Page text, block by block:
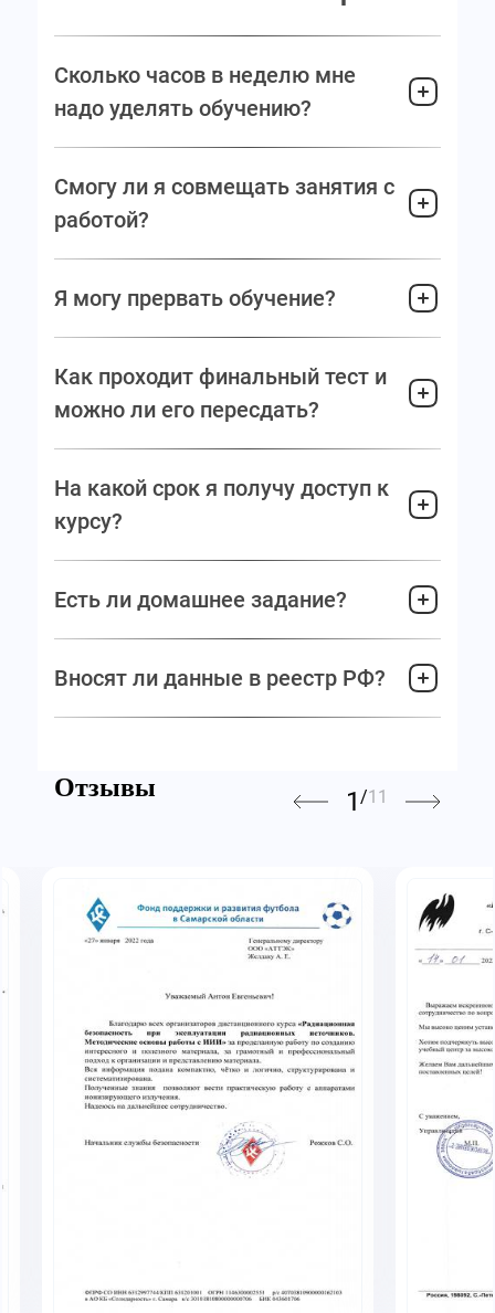
Сколько часов в неделю мне
надо уделять обучению?
Смогу ли я совмещать занятия с
работой?
Я могу прервать обучение?
Как проходит финальный тест и
можно ли его пересдать?
На какой срок я получу доступ к
курсу?
Есть ли домашнее задание?
Вносят ли данные в реестр РФ?
Отзывы 1 /11